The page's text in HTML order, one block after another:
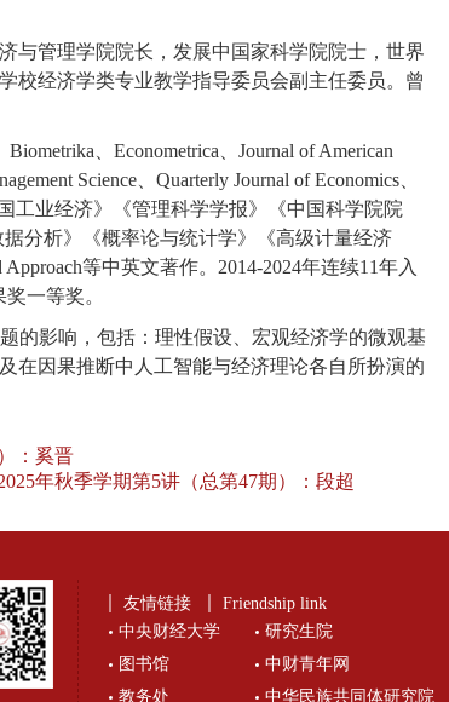
与管理学院院长，发展中国家科学院院士，世界
校经济学类专业教学指导委员会副主任委员。曾
Biometrika Econometrica
Journal of American
Science Quarterly Journal of Economics
工业经济》《管理科学学报》《中国科学院院
据分析》《概率论与统计学》《高级计量经济
Approach等中英文著作。 2014-2024年连续11年入
一等奖。
的影响，包括：理性假设、宏观经济学的微观基
在因果推断中人工智能与经济理论各自所扮演的
：奚晋
年秋季学期第5讲（总第47期）：段超
友情链接
Friendship link
中央财经大学
图书馆
教务处
研究生院
中财青年网
中华民族共同体研究院